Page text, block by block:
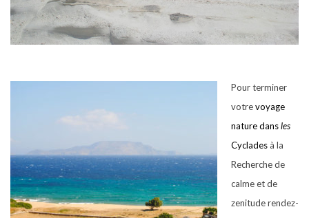
Pour terminer
votrevoyage
nature dansles
Cyclades à la
Recherche de
calme et de
zenitude rendez-